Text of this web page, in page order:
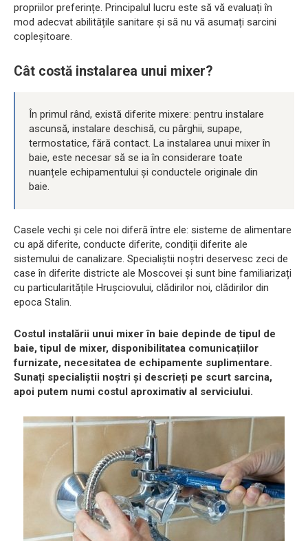
propriilor preferințe. Principalul lucru este să vă evaluați în
mod adecvat abilitățile sanitare și să nu vă asumați sarcini
copleșitoare.
Cât costă instalarea unui mixer?
În primul rând, există diferite mixere: pentru instalare
ascunsă, instalare deschisă, cu pârghii, supape,
termostatice, fără contact. La instalarea unui mixer în
baie, este necesar să se ia în considerare toate
nuanțele echipamentului și conductele originale din
baie.
Casele vechi și cele noi diferă între ele: sisteme de alimentare
cu apă diferite, conducte diferite, condiții diferite ale
sistemului de canalizare. Specialiștii noștri deservesc zeci de
case în diferite districte ale Moscovei și sunt bine familiarizați
cu particularitățile Hrușciovului, clădirilor noi, clădirilor din
epoca Stalin.
Costul instalării unui mixer în baie depinde de tipul de
baie, tipul de mixer, disponibilitatea comunicațiilor
furnizate, necesitatea de echipamente suplimentare.
Sunați specialiștii noștri și descrieți pe scurt sarcina,
apoi putem numi costul aproximativ al serviciului.